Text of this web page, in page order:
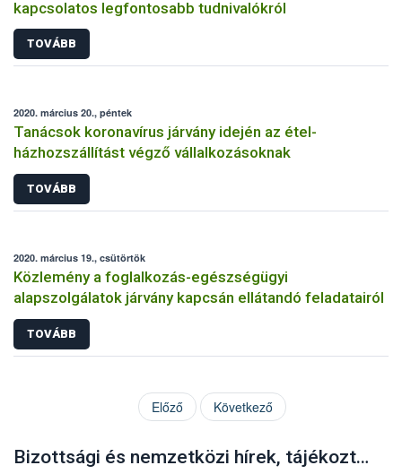
kapcsolatos legfontosabb tudnivalókról
TOVÁBB
2020. március 20., péntek
Tanácsok koronavírus járvány idején az étel-
házhozszállítást végző vállalkozásoknak
TOVÁBB
2020. március 19., csütörtök
Közlemény a foglalkozás-egészségügyi
alapszolgálatok járvány kapcsán ellátandó feladatairól
TOVÁBB
Előző Következő
Bizottsági és nemzetközi hírek, tájékoztatók